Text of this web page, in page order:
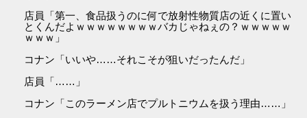
店員「第一、食品扱うのに何で放射性物質店の近くに置い
とくんだよｗｗｗｗｗｗｗｗバカじゃねぇの？ｗｗｗｗｗ
ｗｗｗ」
コナン「いいや……それこそが狙いだったんだ」
店員「……」
コナン「このラーメン店でプルトニウムを扱う理由……」